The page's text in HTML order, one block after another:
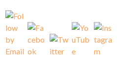
POR
ENTRADA